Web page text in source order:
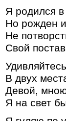
Я родился
Но рожден
Не
Свой
В двух
Девой,
Я на свет